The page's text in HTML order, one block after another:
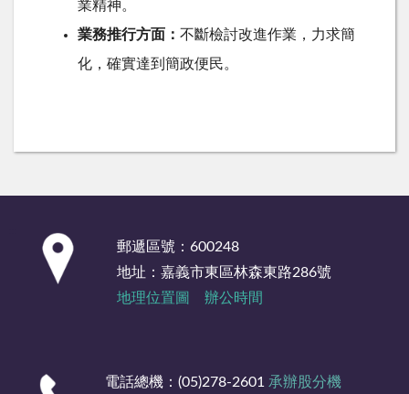
業精神。
業務推行方面： 不斷檢討改進作業，力求簡
化，確實達到簡政便民。
郵遞區號：600248
地址：嘉義市東區林森東路286號
地理位置圖
辦公時間
電話總機：(05)278-2601 承辦股分機